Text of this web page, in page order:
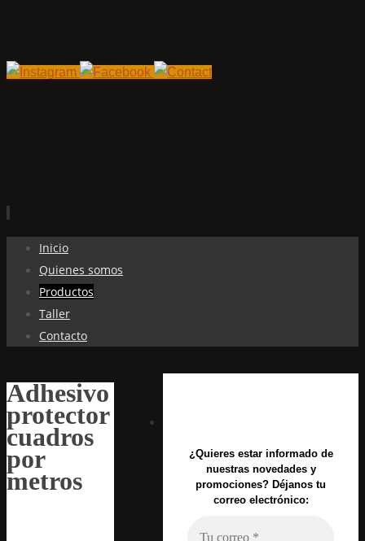
contenido
Inicio
Quienes somos
Productos
Taller
Contacto
Adhesivo
protector
cuadros
por
metros
¿Quieres estar informado de
nuestras novedades y
promociones? Déjanos tu
correo electrónico: